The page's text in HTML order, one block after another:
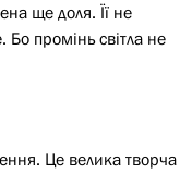
ще доля. Її не
промінь світла не
Це велика творча